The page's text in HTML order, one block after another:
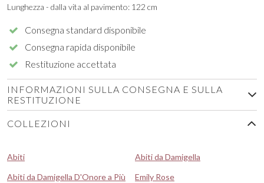
Lunghezza - dalla vita al pavimento: 122 cm
Consegna standard disponibile
Consegna rapida disponibile
Restituzione accettata
INFORMAZIONI SULLA CONSEGNA E SULLA
RESTITUZIONE
COLLEZIONI
Abiti
Abiti da Damigella
Abiti da Damigella D'Onore a Più
Emily Rose